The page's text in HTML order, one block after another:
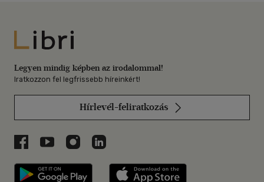
Libri
Legyen mindig képben az irodalommal!
Iratkozzon fel legfrissebb híreinkért!
Hírlevél-feliratkozás
Libri a Facebookon
Libri a Youtube-on
Libri az Instagramon
Libri a LinkedInen
Libri applikáció Szerezd meg: Google